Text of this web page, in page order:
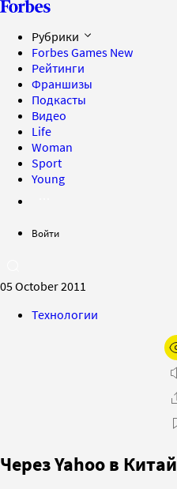
Рубрики
Forbes Games New
Рейтинги
Франшизы
Подкасты
Видео
Life
Woman
Sport
Young
Войти
05 October 2011
Технологии
Через Yahoo в Китай